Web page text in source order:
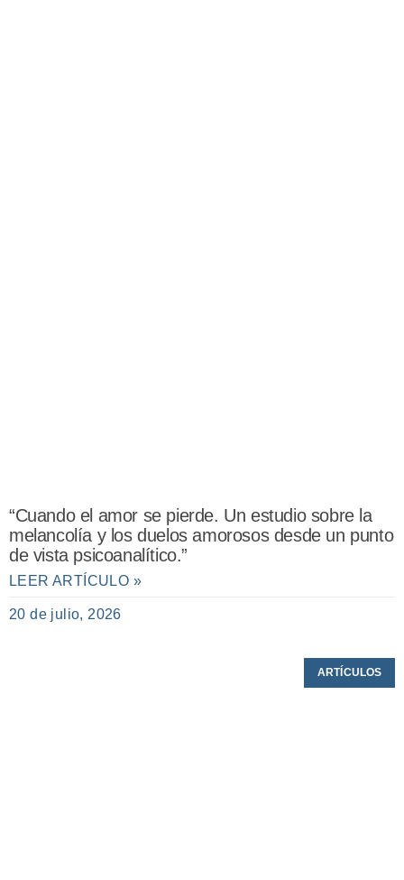
“Cuando el amor se pierde. Un estudio sobre la
melancolía y los duelos amorosos desde un punto
de vista psicoanalítico.”
LEER ARTÍCULO »
20 de julio, 2026
ARTÍCULOS